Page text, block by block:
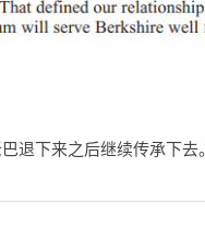
退下来之后继续传承下去。